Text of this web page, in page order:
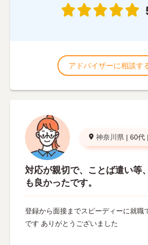
アドバイザーに相談す
神奈川県 | 60代 |
対応が親切で、ことば遣い等
も良かったです。
登録から面接までスピーディーに就職
です ありがとうございました